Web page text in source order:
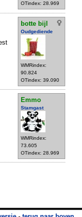
OTindex: 28.969
botte bijl
Oudgediende
WMRindex:
90.824
OTindex: 39.090
Emmo
Stamgast
WMRindex:
73.605
OTindex: 28.969